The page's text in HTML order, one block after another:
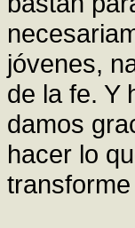
jóvenes,
de la fe. Y
damos
hacer lo